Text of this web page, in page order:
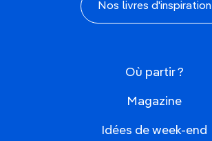
Nos livres d'inspiration
Où partir ?
Magazine
Idées de week-end